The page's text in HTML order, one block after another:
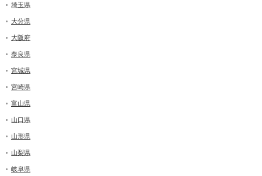
埼玉県
大分県
大阪府
奈良県
宮城県
宮崎県
富山県
山口県
山形県
山梨県
岐阜県